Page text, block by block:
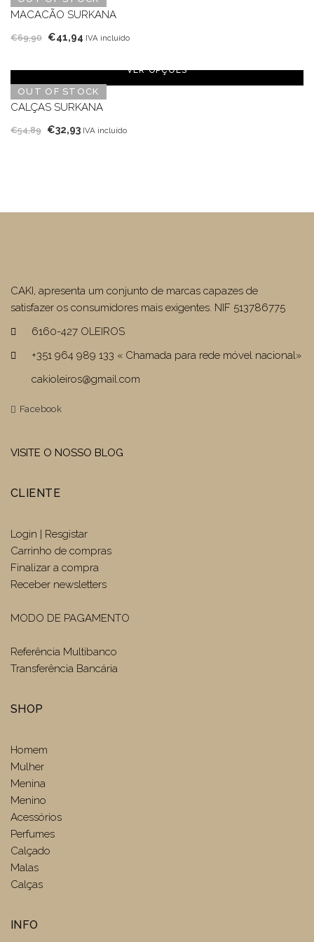
€21,94.€15,36.
MACACÃO SURKANA
€69,90 O
original
era:
€69,90.
€41,94 O
atual
é:
€41,94.
IVA incluído
OUT OF STOCK
VER OPÇÕES
CALÇAS SURKANA
€54,89 O
€32,93OIVA incluído
CAKI, apresenta um conjunto de marcas capazes de
satisfazer os consumidores mais exigentes. NIF 513786775
6160-427 OLEIROS
+351 964 989 133 « Chamada para rede móvel nacional»
cakioleiros@gmail.com
Facebook
VISITE O NOSSO BLOG
CLIENTE
Login | Resgistar
Carrinho de compras
Finalizar a compra
Receber newsletters
MODO DE PAGAMENTO
Referência Multibanco
Transferência Bancária
SHOP
Homem
Mulher
Menina
Menino
Acessórios
Perfumes
Calçado
Malas
Calças
INFO